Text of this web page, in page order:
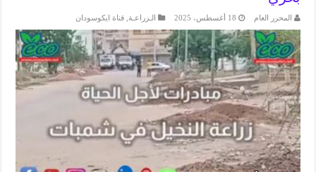
المحرر العام 18 أغسطس، 2025 الـزراعـة قناة ايكوسودان